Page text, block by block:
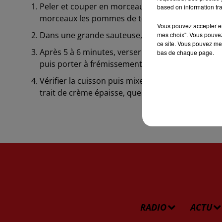
Peler et couper en morceaux le potimarron en
morceaux les pommes de terre puis peler et
Dans une grande sauteuse, faire revenir
Après 5 à 6 minutes, verser 50 cl d’eau
puis porter à frémissement. Laisser mijoter 30
Vérifier la cuisson puis mixer avec la crème
trait de crème épaisse, quelques rondelles de
RADIO ACTU
based on information
Vous pouvez accepter
mes choix". Vous
ce site. Vous pouvez
bas de chaque page.